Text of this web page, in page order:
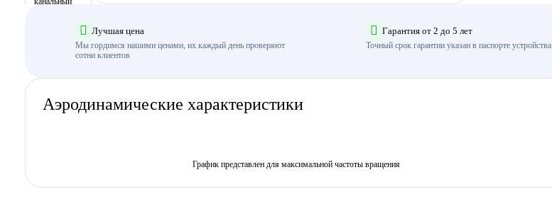
Лучшая цена
Мы гордимся нашими ценами, их каждый день проверяют
сотни клиентов
Гарантия от 2 до 5 лет
Точный срок гарантии указан в паспорте устройства
Аэродинамические характеристики
График представлен для максимальной частоты вращения